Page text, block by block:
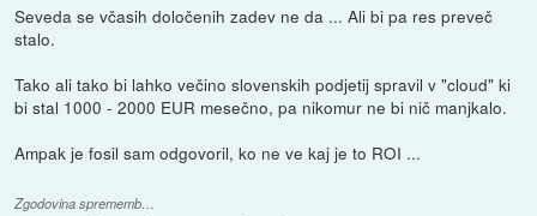
Seveda se včasih določenih zadev ne da ... Ali bi pa res preveč
stalo.
Tako ali tako bi lahko večino slovenskih podjetij spravil v "cloud" ki
bi stal 1000 - 2000 EUR mesečno, pa nikomur ne bi nič manjkalo.
Ampak je fosil sam odgovoril, ko ne ve kaj je to ROI ...
Zgodovina sprememb…